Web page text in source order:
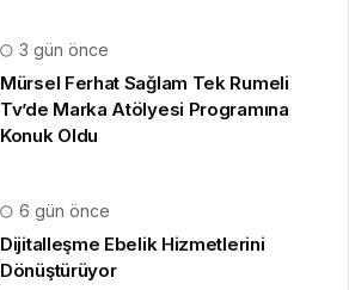
3 gün önce
Mürsel Ferhat Sağlam Tek Rumeli
Tv’de Marka Atölyesi Programına
Konuk Oldu
6 gün önce
Dijitalleşme Ebelik Hizmetlerini
Dönüştürüyor